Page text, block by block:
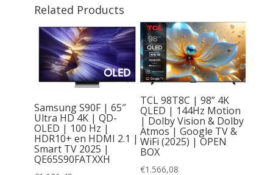
Related Products
Samsung S90F | 65″
Ultra HD 4K | QD-
OLED | 100 Hz |
HDR10+ en HDMI 2.1 |
Smart TV 2025 |
QE65S90FATXXH
TCL 98T8C | 98” 4K
QLED | 144Hz Motion
| Dolby Vision & Dolby
Atmos | Google TV &
WiFi (2025) | OPEN
BOX
€1.566,08